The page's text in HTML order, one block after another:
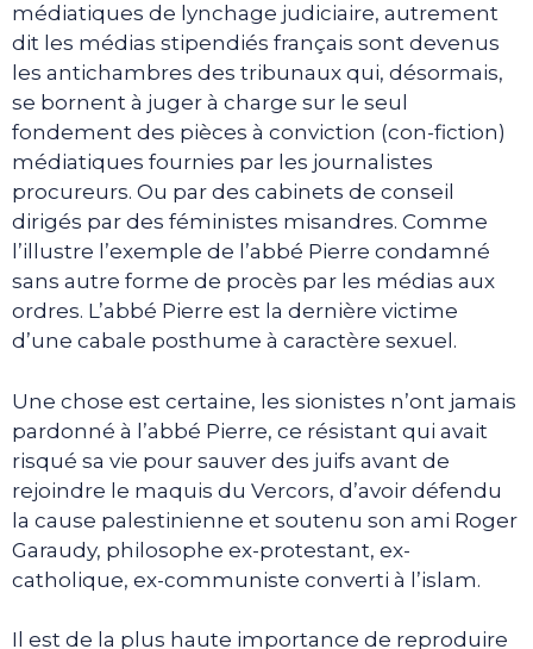
médiatiques de lynchage judiciaire, autrement
dit les médias stipendiés français sont devenus
les antichambres des tribunaux qui, désormais,
se bornent à juger à charge sur le seul
fondement des pièces à conviction (con-fiction)
médiatiques fournies par les journalistes
procureurs. Ou par des cabinets de conseil
dirigés par des féministes misandres. Comme
l’illustre l’exemple de l’abbé Pierre condamné
sans autre forme de procès par les médias aux
ordres. L’abbé Pierre est la dernière victime
d’une cabale posthume à caractère sexuel.
Une chose est certaine, les sionistes n’ont jamais
pardonné à l’abbé Pierre, ce résistant qui avait
risqué sa vie pour sauver des juifs avant de
rejoindre le maquis du Vercors, d’avoir défendu
la cause palestinienne et soutenu son ami Roger
Garaudy, philosophe ex-protestant, ex-
catholique, ex-communiste converti à l’islam.
Il est de la plus haute importance de reproduire